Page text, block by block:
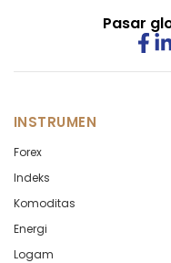
Pasar
INSTRUMEN
Forex
Indeks
Komoditas
Energi
Logam